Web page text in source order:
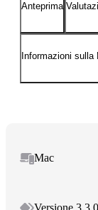
Anteprima
Informazioni
Mac